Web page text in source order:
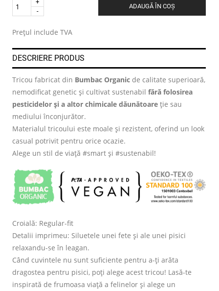
ADAUGĂ ÎN COȘ
Prețul include TVA
DESCRIERE PRODUS
Tricou fabricat din Bumbac Organic de calitate superioară,
nemodificat genetic și cultivat sustenabil fără folosirea
pesticidelor și a altor chimicale dăunătoare ție sau
mediului înconjurător.
Materialul tricoului este moale și rezistent, oferind un look
casual potrivit pentru orice ocazie.
Alege un stil de viață #smart și #sustenabil!
Croială: Regular-fit
Detalii imprimeu: Siluetele unei fete și ale unei pisici
relaxandu-se în leagan.
Când cuvintele nu sunt suficiente pentru a-ți arăta
dragostea pentru pisici, poți alege acest tricou! Lasă-te
inspirată de frumoasa viață a felinelor și alege un